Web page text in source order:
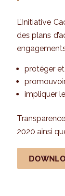
L’Initiative
des plans
protéger
impliquer
2020 ainsi